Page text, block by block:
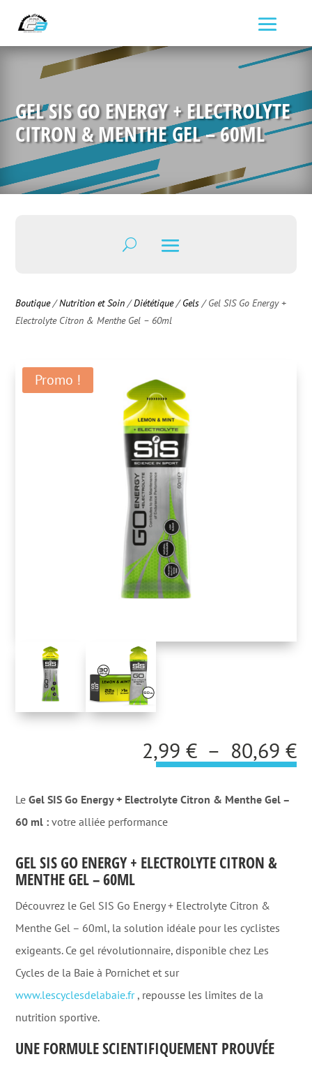
GEL SIS GO ENERGY + ELECTROLYTE
CITRON & MENTHE GEL – 60ML
Boutique/Nutrition et Soin /Diététique/Gels / Gel SIS Go Energy +
Electrolyte Citron & Menthe Gel – 60ml
Promo !
2,99 € – 80,69 €
LeGel SIS Go Energy + Electrolyte Citron & Menthe Gel –
60 ml :votre alliée performance
GEL SIS GO ENERGY + ELECTROLYTE CITRON &
MENTHE GEL – 60ML
Découvrez le Gel SIS Go Energy + Electrolyte Citron &
Menthe Gel – 60ml, la solution idéale pour les cyclistes
exigeants. Ce gel révolutionnaire, disponible chez Les
Cycles de la Baie à Pornichet et sur
www.lescyclesdelabaie.fr, repousse les limites de la
nutrition sportive.
UNE FORMULE SCIENTIFIQUEMENT PROUVÉE